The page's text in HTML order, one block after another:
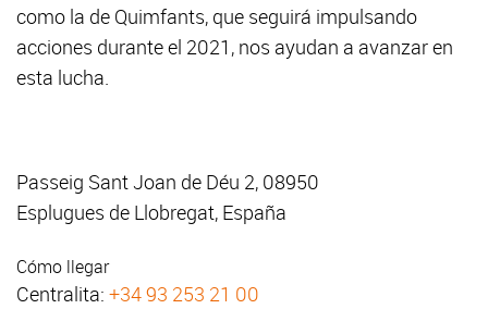
como la de Quimfants, que seguirá impulsando
acciones durante el 2021, nos ayudan a avanzar en
esta lucha.
Passeig Sant Joan de Déu 2, 08950
Esplugues de Llobregat, España
Cómo llegar
Centralita: +34 93 253 21 00